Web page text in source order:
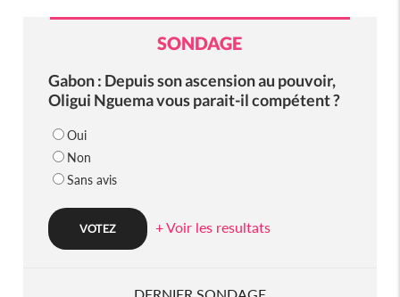
SONDAGE
Gabon : Depuis son ascension au pouvoir,
Oligui Nguema vous parait-il compétent ?
Oui
Non
Sans avis
+ Voir les resultats